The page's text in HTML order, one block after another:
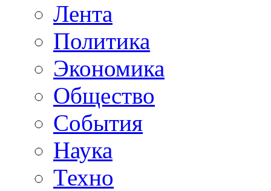
Лента
Политика
Экономика
Общество
События
Наука
Техно